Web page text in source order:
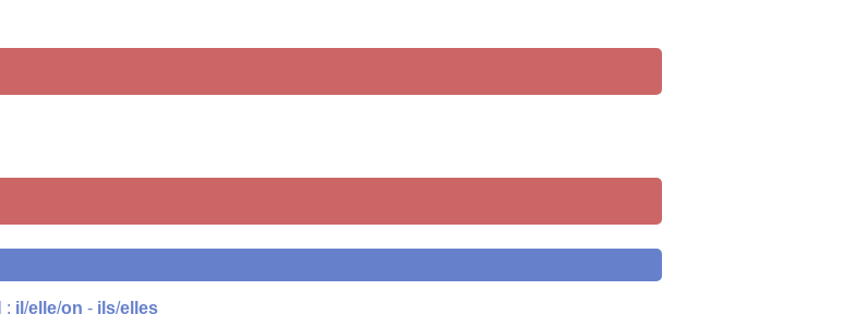
: il /elle/on - ils/elles